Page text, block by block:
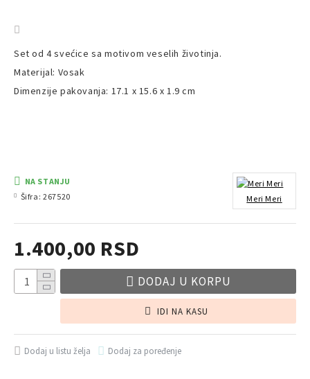
Set od 4 svećice sa motivom veselih životinja.
Materijal: Vosak
Dimenzije pakovanja: 17.1 x 15.6 x 1.9 cm
1.400,00 RSD
NA STANJU
Šifra: 267520 Meri Meri
DODAJ U KORPU
IDI NA KASU
Dodaj u listu želja Dodaj za poređenje